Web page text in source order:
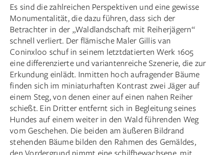
Es sind die zahlreichen Perspektiven und eine gewisse
Monumentalität, die dazu führen, dass sich der
Betrachter in der „Waldlandschaft mit Reiherjägern“
schnell verliert. Der flämische Maler Gillis van
Coninxloo schuf in seinem letztdatierten Werk 1605
eine differenzierte und variantenreiche Szenerie, die zur
Erkundung einlädt. Inmitten hoch aufragender Bäume
finden sich im miniatur­haften Kontrast zwei Jäger auf
einem Steg, von denen einer auf einen nahen Reiher
schießt. Ein Dritter entfernt sich in Begleitung seines
Hundes auf einem weiter in den Wald führenden Weg
vom Geschehen. Die beiden am äußeren Bildrand
stehenden Bäume bilden den Rahmen des Gemäldes,
den Vordergrund nimmt eine schilfbewachsene, mit